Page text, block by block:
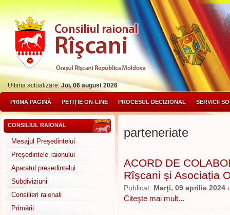
Ultima actualizare:Joi, 06 august 2026
PRIMA PAGINĂ PETIȚIE ON-LINE PROCESUL DECIZIONAL SERVICII
CONSILIUL RAIONAL
Mesajul Președintelui
Președintele raionului
Aparatul președintelui
Subdiviziuni
Consilieri raionali
Primării
parteneriate
ACORD DE
Rîșcani și Asociația
Publicat: Marţi, 09 aprilie 2024
Citeşte mai mult...